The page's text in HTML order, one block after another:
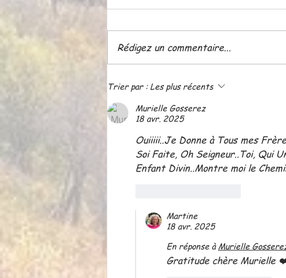
ATELIER LE 18 JUIN A 20
H 30
Rédigez un commentaire...
Trier par : Les plus récents
Murielle Gosserez
18 avr. 2025
Ouiiiii..Je Donne à Tous mes
Soi Faite, Oh Seigneur..Toi, Qui
Enfant Divin..Montre moi le
Martine
18 avr. 2025
En réponse à Murielle
Gratitude chère Murielle